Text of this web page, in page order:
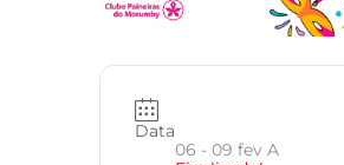
Data
06 - 09 fev A